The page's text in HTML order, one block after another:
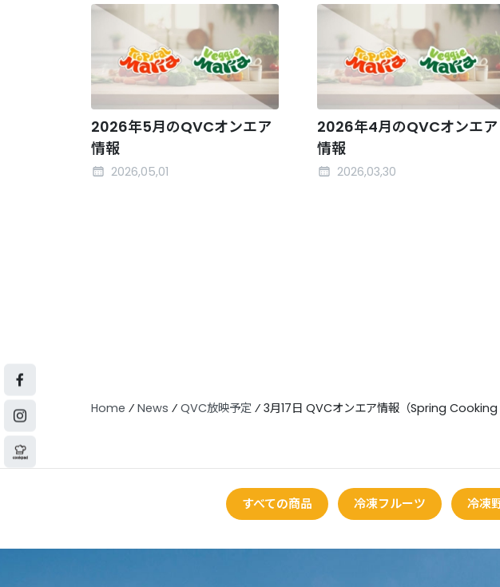
2026年5月のQVCオンエア
情報
2026,05,01
2026年4月のQVCオンエア
情報
2026,03,30
Home ⁄ News ⁄ QVC放映予定 ⁄ 3月17日 QVCオンエア情報（Spring Cooking
すべての商品 冷凍フルーツ 冷凍